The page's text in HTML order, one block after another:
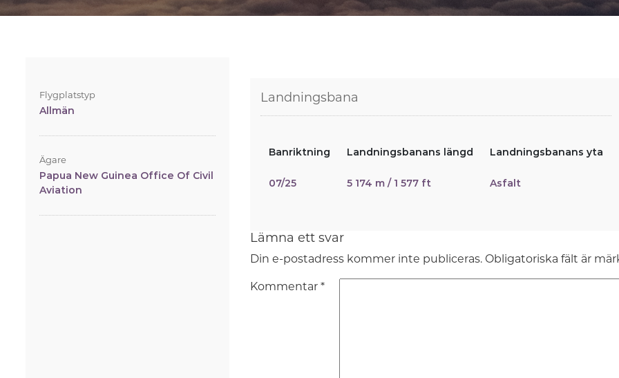
Flygplatstyp
Allmän
Ägare
Papua New Guinea Office Of Civil
Aviation
Landningsbana
Banriktning Landningsbanans längd Landningsbanans yta
07/25 5 174 m / 1 577 ft Asfalt
Lämna ett svar
Din e-postadress kommer inte publiceras. Obligatoriska fält är
Kommentar *